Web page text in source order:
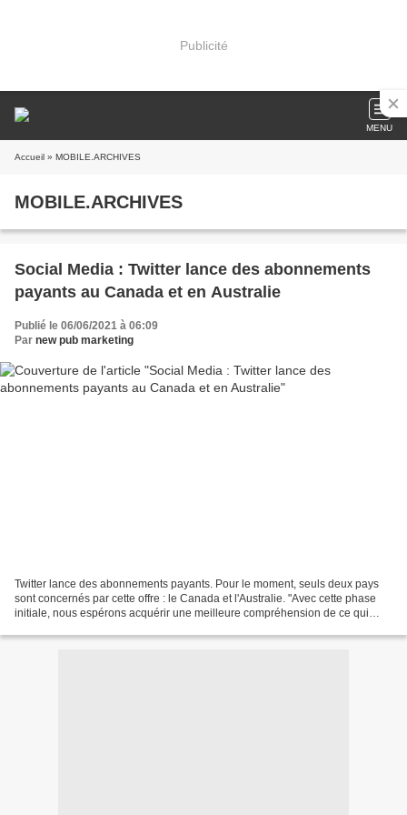
Publicité
MENU
Accueil » MOBILE.ARCHIVES
MOBILE.ARCHIVES
Social Media : Twitter lance des abonnements
payants au Canada et en Australie
Publié le 06/06/2021 à 06:09
Par new pub marketing
Twitter lance des abonnements payants. Pour le moment, seuls deux pays
sont concernés par cette offre : le Canada et l'Australie. "Avec cette phase
initiale, nous espérons acquérir une meilleure compréhension de ce qui